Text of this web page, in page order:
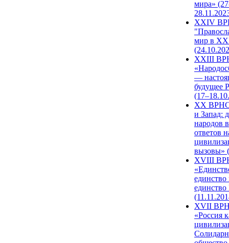
мира»
XXIV
мир в
XXIII
—
будущее
XX ВРНС
и Запад:
народов
ответов
вызовы»
XVIII
единство
единство
XVII
«Россия